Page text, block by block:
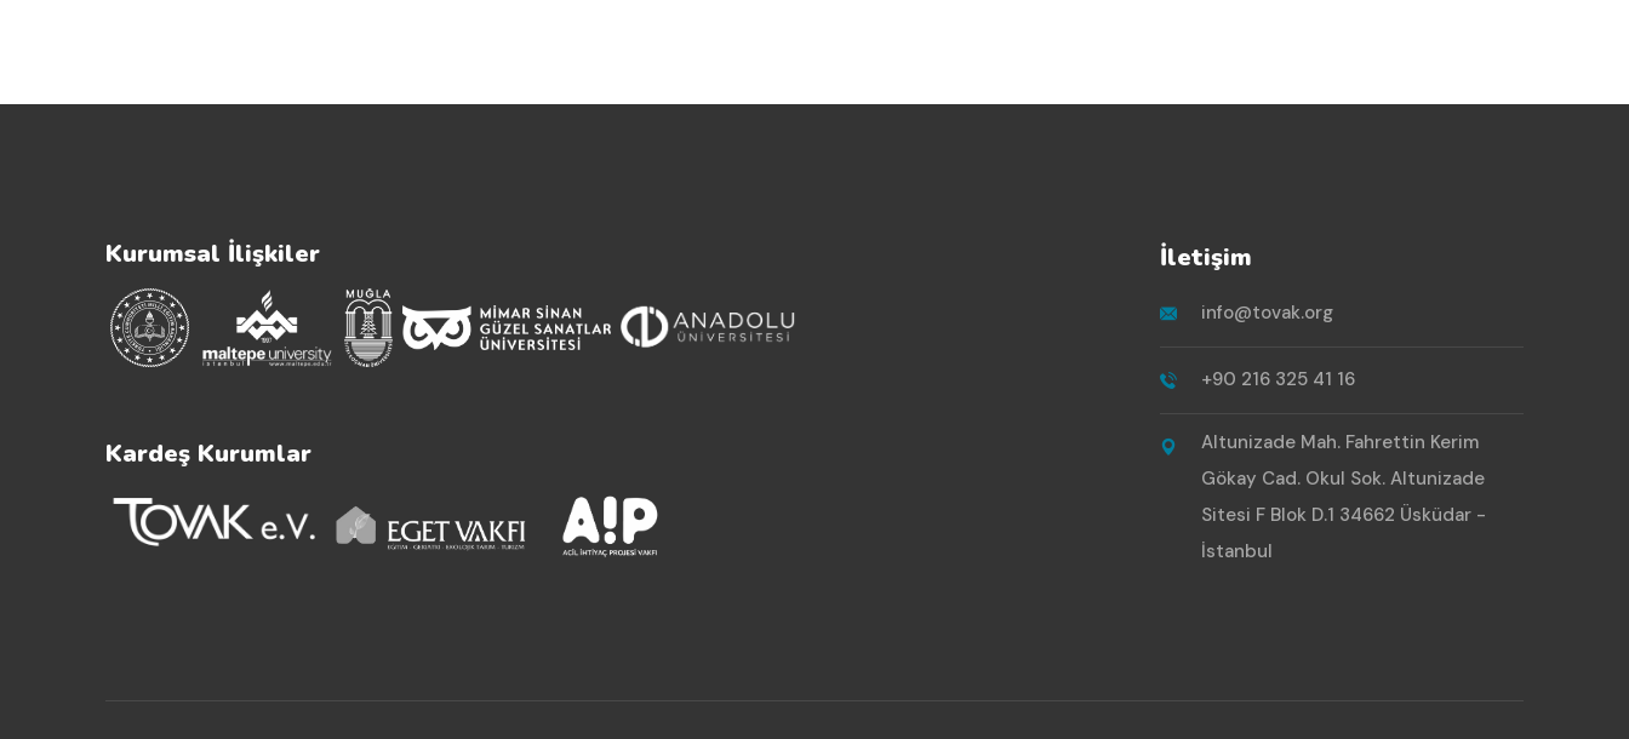
Kurumsal İlişkiler
Kardeş Kurumlar
İletişim
info@tovak.org
+90 216 325 41 16
Altunizade Mah. Fahrettin Kerim
Gökay Cad. Okul Sok. Altunizade
Sitesi F Blok D.1 34662 Üsküdar -
İstanbul